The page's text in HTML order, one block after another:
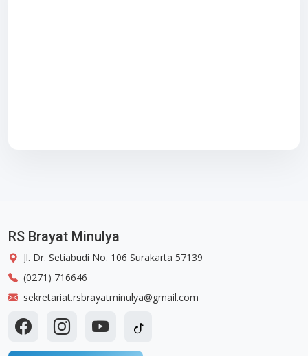
RS Brayat Minulya
Jl. Dr. Setiabudi No. 106 Surakarta 57139
(0271) 716646
sekretariat.rsbrayatminulya@gmail.com